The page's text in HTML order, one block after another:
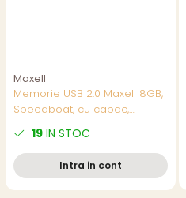
Maxell
Memorie USB 2.0 Maxell 8GB,
Speedboat, cu capac,
neagră - Soluție Practică
pentru Stocare Portabilă
19 IN STOC
Intra in cont